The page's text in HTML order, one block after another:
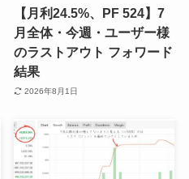
【月利24.5%、PF 524】7
月全体・今週・ユーザー様
のラストアウト フォワード
結果
2026年8月1日